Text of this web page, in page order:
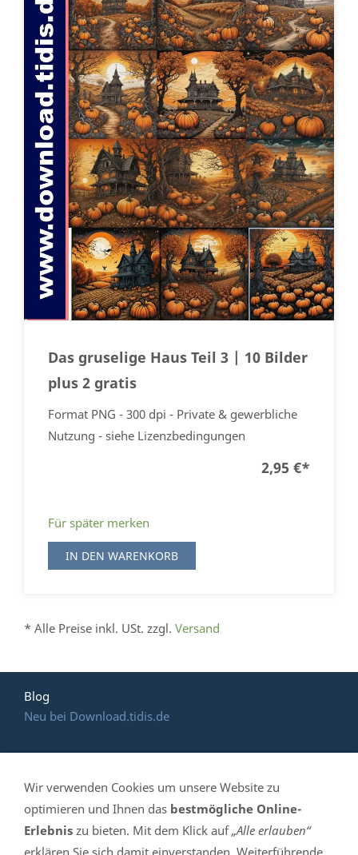
Das gruselige Haus Teil 3 | 10 Bilder
plus 2 gratis
Format PNG - 300 dpi - Private & gewerbliche
Nutzung - siehe Lizenzbedingungen
2,95 €*
Für später merken
IN DEN WARENKORB
* Alle Preise inkl. USt. zzgl. Versand
Blog
Neu bei Download.tidis.de
HOTLINE: (035 365)
Wir verwenden Cookies um unsere Website zu
optimieren und Ihnen das bestmögliche Online-
Erlebnis zu bieten. Mit dem Klick auf„Alle erlauben“
erklären Sie sich damit einverstanden. Weiterführende